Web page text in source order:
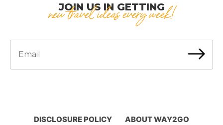
JOIN US IN GETTING
new travel ideas every week!
DISCLOSURE POLICY ABOUT WAY2GO